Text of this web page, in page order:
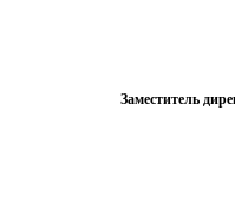
Заместитель